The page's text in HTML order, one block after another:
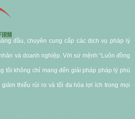
đầu, chuyên cung cấp các dịch vụ pháp lý
và doanh nghiệp. Với sứ mệnh “Luôn đồng
tôi không chỉ mang đến giải pháp pháp lý phù
thiểu rủi ro và tối đa hóa lợi ích trong mọi